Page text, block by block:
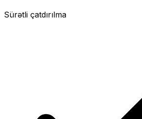
Sürətli çatdırılma